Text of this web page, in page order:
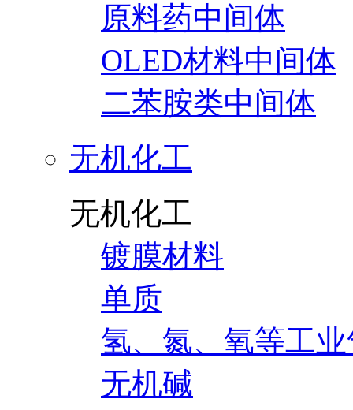
原料药中间体
OLED材料中间体
二苯胺类中间体
无机化工
无机化工
镀膜材料
单质
氢、氮、氧等工
无机碱